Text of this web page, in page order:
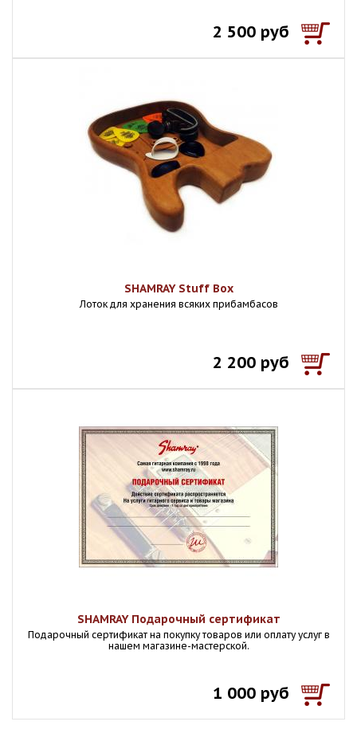
2 500 руб
SHAMRAY Stuff Box
Лоток для хранения всяких прибамбасов
2 200 руб
SHAMRAY Подарочный сертификат
Подарочный сертификат на покупку товаров или оплату услуг в
нашем магазине-мастерской.
1 000 руб